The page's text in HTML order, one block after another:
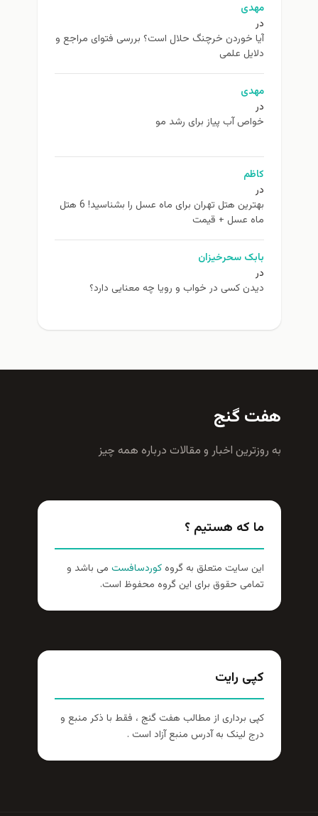
مهدی
در
آیا خوردن خرچنگ حلال است؟ بررسی فتوای مراجع و
دلایل علمی
مهدی
در
خواص آب پیاز برای رشد مو
کاظم
در
بهترین هتل تهران برای ماه عسل را بشناسید! 6 هتل
ماه عسل + قیمت
بابک سحرخیزان
در
دیدن کسی در خواب و رویا چه معنایی دارد؟
هفت گنج
به روزترين اخبار و مقالات درباره همه چيز
ما که هستیم ؟
این سایت متعلق به گروهکوردسافست می باشد و
تمامی حقوق برای این گروه محفوظ است.
کپی رایت
کپی برداری از مطالب هفت گنج ، فقط با ذکر منبع و
درج لینک به آدرس منبع آزاد است .